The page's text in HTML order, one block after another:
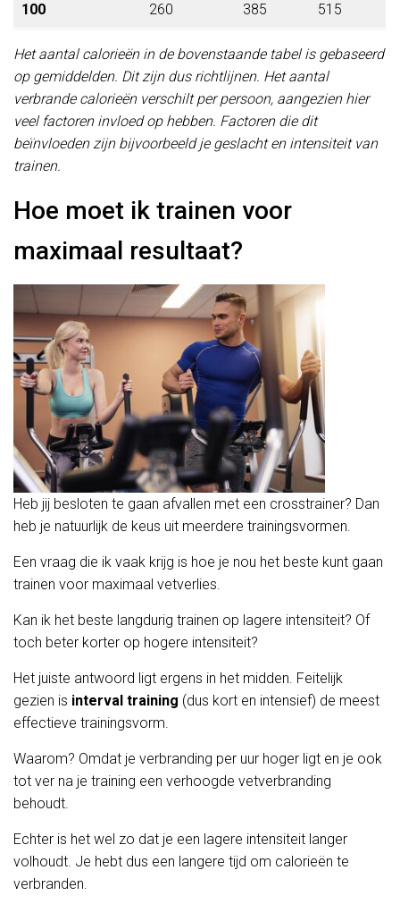
100 260 385 515
Het aantal calorieën in de bovenstaande tabel is gebaseerd
op gemiddelden. Dit zijn dus richtlijnen. Het aantal
verbrande calorieën verschilt per persoon, aangezien hier
veel factoren invloed op hebben. Factoren die dit
beïnvloeden zijn bijvoorbeeld je geslacht en intensiteit van
trainen.
Hoe moet ik trainen voor
maximaal resultaat?
Heb jij besloten te gaan afvallen met een crosstrainer? Dan
heb je natuurlijk de keus uit meerdere trainingsvormen.
Een vraag die ik vaak krijg is hoe je nou het beste kunt gaan
trainen voor maximaal vetverlies.
Kan ik het beste langdurig trainen op lagere intensiteit? Of
toch beter korter op hogere intensiteit?
Het juiste antwoord ligt ergens in het midden. Feitelijk
gezien is interval training (dus kort en intensief) de meest
effectieve trainingsvorm.
Waarom? Omdat je verbranding per uur hoger ligt en je ook
tot ver na je training een verhoogde vetverbranding
behoudt.
Echter is het wel zo dat je een lagere intensiteit langer
volhoudt. Je hebt dus een langere tijd om calorieën te
verbranden.